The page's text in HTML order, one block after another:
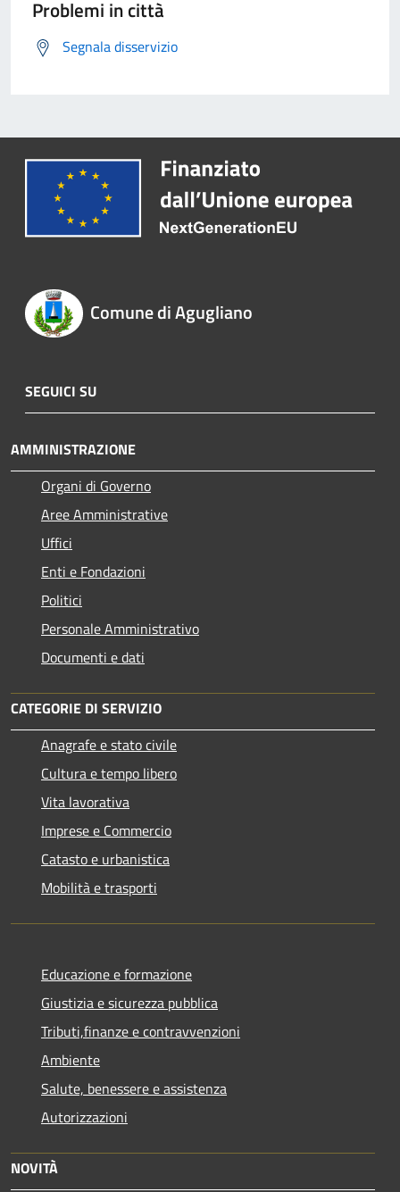
Problemi in città
Segnala disservizio
Comune di Agugliano
SEGUICI SU
AMMINISTRAZIONE
Organi di Governo
Aree Amministrative
Uffici
Enti e Fondazioni
Politici
Personale Amministrativo
Documenti e dati
CATEGORIE DI SERVIZIO
Anagrafe e stato civile
Cultura e tempo libero
Vita lavorativa
Imprese e Commercio
Catasto e urbanistica
Mobilità e trasporti
Educazione e formazione
Giustizia e sicurezza pubblica
Tributi,finanze e contravvenzioni
Ambiente
Salute, benessere e assistenza
Autorizzazioni
NOVITÀ